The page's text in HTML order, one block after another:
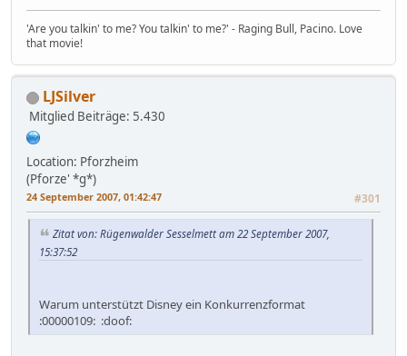
'Are you talkin' to me? You talkin' to me?' - Raging Bull, Pacino. Love
that movie!
LJSilver
Mitglied Beiträge: 5.430
Location: Pforzheim
(Pforze' *g*)
24 September 2007, 01:42:47 #301
Zitat von: Rügenwalder Sesselmett am 22 September 2007,
15:37:52
Warum unterstützt Disney ein Konkurrenzformat
:00000109: :doof: